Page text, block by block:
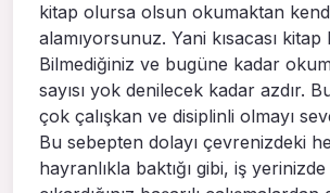
kitap olursa olsun okumaktan
alamıyorsunuz. Yani kısacası
Bilmediğiniz ve bugüne kadar
sayısı yok denilecek kadar azdır.
çok çalışkan ve disiplinli olmayı
Bu sebepten dolayı çevrenizdeki
hayranlıkla baktığı gibi, iş